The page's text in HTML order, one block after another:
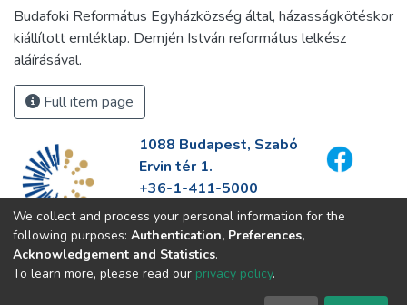
Budafoki Református Egyházközség által, házasságkötéskor
kiállított emléklap. Demjén István református lelkész
aláírásával.
Full item page
1088 Budapest, Szabó
Ervin tér 1.
+36-1-411-5000
info@fszek.hu
https://fszek.hu
We collect and process your personal information for the
following purposes: Authentication, Preferences,
Acknowledgement and Statistics.
To learn more, please read our privacy policy.